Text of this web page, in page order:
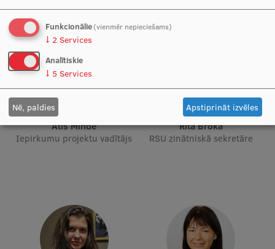
Zinātniskie institūti un laboratorijas
Pētniecības datu pārvaldība
RSU zinātnes portāls
Zinātnes ietekme
Pētniecības platformas
Pētniecības projekti
Zinātnieku brokastis
Atis Minde
Iepirkumu projektu vadītājs
Rita Broka
RSU zinātniskā sekretāre
Funkcionālie(vienmēr nepieciešams)
↓ 2 Services
Analītiskie
↓ 5 Services
Nē, paldies Apstiprināt izvēles